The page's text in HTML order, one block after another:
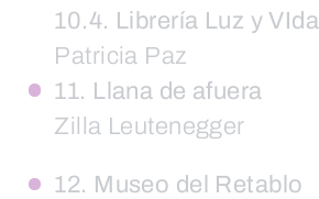
10.4. Librería Luz y VIda
Patricia Paz
11. Llana de afuera
Zilla Leutenegger
12. Museo del Retablo